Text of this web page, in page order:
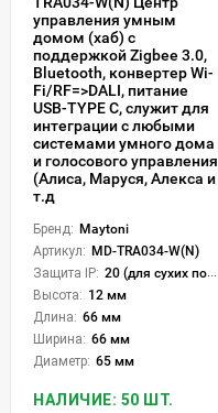
управления умным
домом (хаб) с
поддержкой Zigbee 3.0,
Bluetooth, конвертер Wi-
Fi/RF=>DALI, питание
USB-TYPE C, служит для
интеграции с любыми
системами умного дома
и голосового управления
(Алиса, Маруся, Алекса и
т.д
Бренд: Maytoni
Артикул: MD-TRA034-W(N)
Защита IP: 20 (для сухих пом.)
Высота: 12 мм
Длина: 66 мм
Ширина: 66 мм
Диаметр: 65 мм
НАЛИЧИЕ: 50 ШТ.